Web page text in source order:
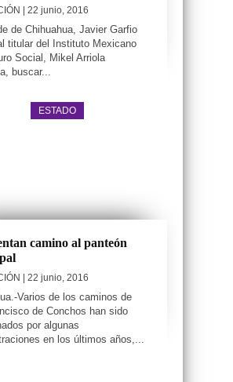
| 22 junio, 2016
de Chihuahua, Javier Garfio
titular del Instituto Mexicano
Social, Mikel Arriola
buscar...
ESTADO
camino al panteón
| 22 junio, 2016
Varios de los caminos de
de Conchos han sido
por algunas
en los últimos años,...